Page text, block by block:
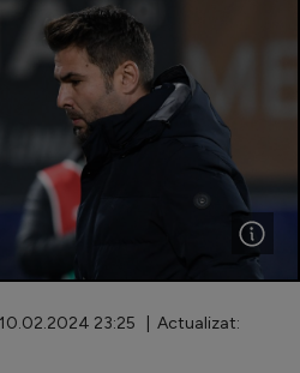
23:25 | Actualizat: